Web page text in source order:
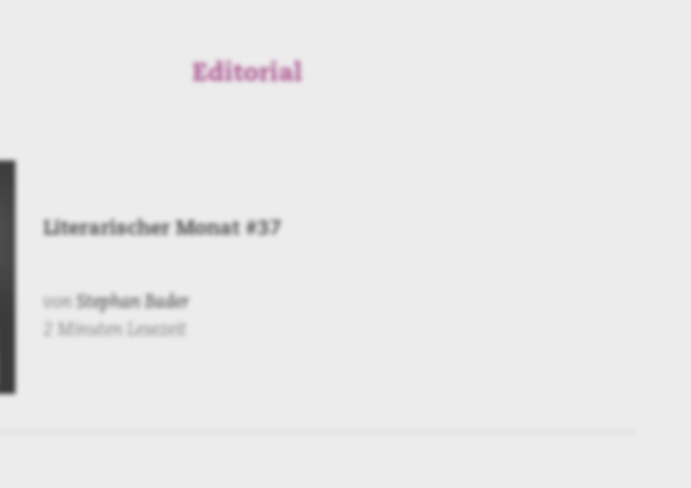
Editorial
Literarischer Monat #37
von
Stephan Bader
2 Minuten Lesezeit